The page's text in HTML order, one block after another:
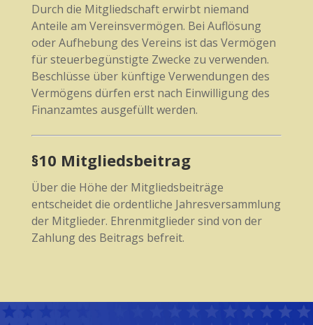
Durch die Mitgliedschaft erwirbt niemand
Anteile am Vereinsvermögen. Bei Auflösung
oder Aufhebung des Vereins ist das Vermögen
für steuerbegünstigte Zwecke zu verwenden.
Beschlüsse über künftige Verwendungen des
Vermögens dürfen erst nach Einwilligung des
Finanzamtes ausgefüllt werden.
§10 Mitgliedsbeitrag
Über die Höhe der Mitgliedsbeiträge
entscheidet die ordentliche Jahresversammlung
der Mitglieder. Ehrenmitglieder sind von der
Zahlung des Beitrags befreit.